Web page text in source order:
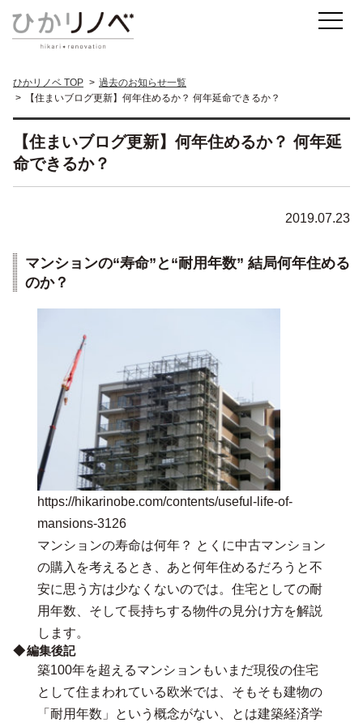
ひかリノベ TOP
過去のお知らせ一覧
【住まいブログ更新】何年住めるか？ 何年延命できるか？
【住まいブログ更新】何年住めるか？ 何年延
命できるか？
2019.07.23
マンションの“寿命”と“耐用年数” 結局何年住める
のか？
https://hikarinobe.com/contents/useful-life-of-
mansions-3126
マンションの寿命は何年？ とくに中古マンション
の購入を考えるとき、あと何年住めるだろうと不
安に思う方は少なくないのでは。住宅としての耐
用年数、そして長持ちする物件の見分け方を解説
します。
編集後記
築100年を超えるマンションもいまだ現役の住宅
として住まわれている欧米では、そもそも建物の
「耐用年数」という概念がない、とは建築経済学